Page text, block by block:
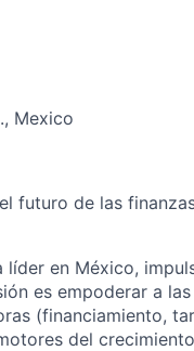
Mexico
futuro de las
en México,
es empoderar a
(financiamiento,
del